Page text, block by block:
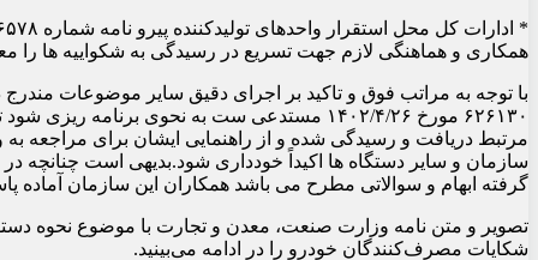
همکاری و هماهنگی لازم جهت تسریع در رسیدگی به شکواییه ها را
با توجه به مراتب فوق و تاکید بر اجرای دقیق سایر موضوعات مندرج
۶۲۶۱۳۰ مورخ ۱۴۰۲/۴/۲۶ مستدعی ست به نحوی برنامه
مرتبط دریافت و رسیدگی شده و از راهنمایی ایشان برای مراجعه به
سازمان و سایر دستگاه ها اکیداً خودداری شود.بدیهی است
گرفته ابهام و سوالاتی مطرح می باشد همکاران این سازمان آماده
تصویر و متن نامه وزارت صنعت،‌ معدن و تجارت با موضوع نحوه
شکایات مصرف‌کنندگان خودرو را در ادامه می‌بینید.